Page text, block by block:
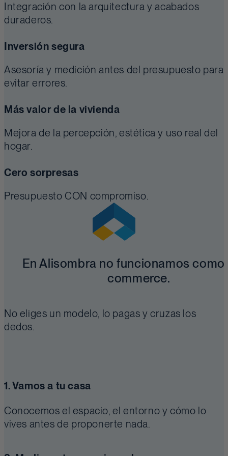
Integración con la arquitectura y acabados
duraderos.
Inversión segura
Asesoría y medición antes del presupuesto para
evitar errores.
Más valor de la vivienda
Mejora de la percepción, estética y uso real del
hogar.
Cero sorpresas
Presupuesto CON compromiso.
En Alisombra no funcionamos como
commerce.
No eliges un modelo, lo pagas y cruzas los
dedos.
1. Vamos a tu casa
Conocemos el espacio, el entorno y cómo lo
vives antes de proponerte nada.